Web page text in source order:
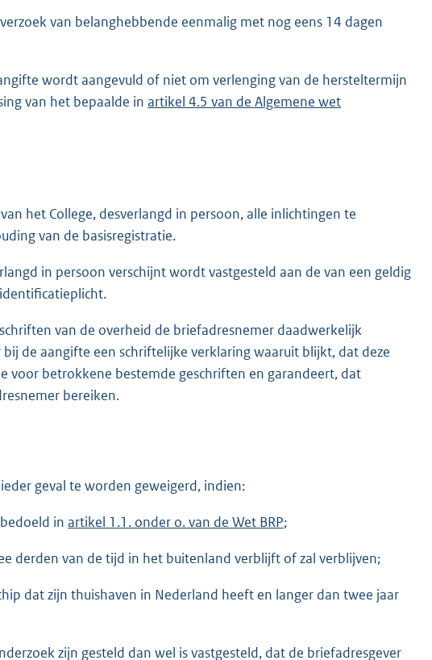
van belanghebbende eenmalig met nog eens 14 dagen
wordt aangevuld of niet om verlenging van de hersteltermijn
van het bepaalde in artikel 4.5 van de Algemene wet
het College, desverlangd in persoon, alle inlichtingen te
van de basisregistratie.
in persoon verschijnt wordt vastgesteld aan de van een geldig
van de overheid de briefadresnemer daadwerkelijk
de aangifte een schriftelijke verklaring waaruit blijkt, dat deze
voor betrokkene bestemde geschriften en garandeert, dat
bereiken.
geval te worden geweigerd, indien:
in artikel 1.1. onder o. van de Wet BRP;
derden van de tijd in het buitenland verblijft of zal verblijven;
dat zijn thuishaven in Nederland heeft en langer dan twee jaar
zijn gesteld dan wel is vastgesteld, dat de briefadresgever